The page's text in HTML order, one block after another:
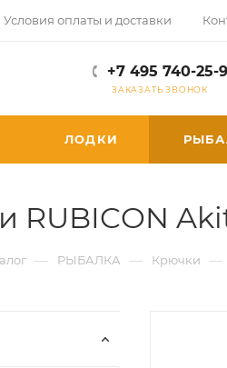
Условия оплаты и доставки
+7 495 740-25-
ЗАКАЗАТЬ ЗВОНОК
ЛОДКИ
RUBICON
— РЫБАЛКА — Крючки —